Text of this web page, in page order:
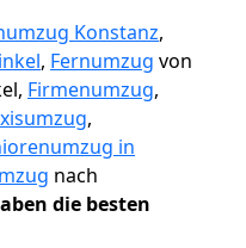
Konstanz,
, Fernumzug von
Firmenumzug,
,
in
nach
die besten